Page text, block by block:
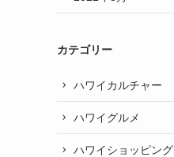
カテゴリー
ハワイカルチャー
ハワイグルメ
ハワイショッピング